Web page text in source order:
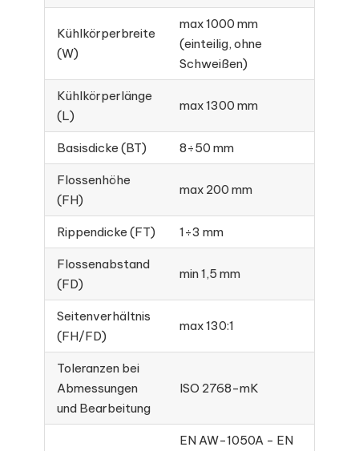
Kühlkörperbreite
(W)
max 1000 mm
(einteilig, ohne
Schweißen)
Kühlkörperlänge
(L)
max 1300 mm
Basisdicke (BT) 8÷50 mm
Flossenhöhe
(FH)
max 200 mm
Rippendicke (FT) 1÷3 mm
Flossenabstand
(FD)
min 1,5 mm
Seitenverhältnis
(FH/FD)
max 130:1
Toleranzen bei
Abmessungen
und Bearbeitung
ISO 2768-mK
EN AW-1050A - EN